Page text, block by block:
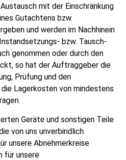
mit der Einschränkung
Gutachtens bzw.
und werden im Nachhinein
bzw. Tausch-
genommen oder durch den
so hat der Auftraggeber die
Prüfung und den
Lagerkosten von mindestens
Geräte und sonstigen Teile
von uns unverbindlich
unsere Abnehmerkreise
für unsere